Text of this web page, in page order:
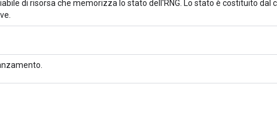
di risorsa che memorizza lo stato dell'RNG. Lo stato è costituito dal